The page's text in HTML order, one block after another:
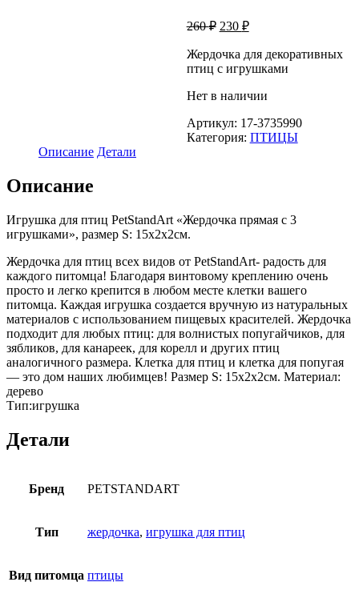
260₽ Первоначальная
составляла
260 ₽.
230 ₽Текущая
230 ₽.
Жердочка для декоративных
птиц с игрушками
Нет в наличии
Артикул: 17-3735990
Категория: ПТИЦЫ
Описание Детали
Описание
Игрушка для птиц PetStandArt «Жердочка прямая с 3
игрушками», размер S: 15x2x2см.
Жердочка для птиц всех видов от PetStandArt- радость для
каждого питомца! Благодаря винтовому креплению очень
просто и легко крепится в любом месте клетки вашего
питомца. Каждая игрушка создается вручную из натуральных
материалов с использованием пищевых красителей. Жердочка
подходит для любых птиц: для волнистых попугайчиков, для
зябликов, для канареек, для корелл и других птиц
аналогичного размера. Клетка для птиц и клетка для попугая
— это дом наших любимцев! Размер S: 15x2x2см. Материал:
дерево
Тип:игрушка
Детали
Бренд PETSTANDART
Тип жердочка, игрушка для птиц
Вид питомца птицы